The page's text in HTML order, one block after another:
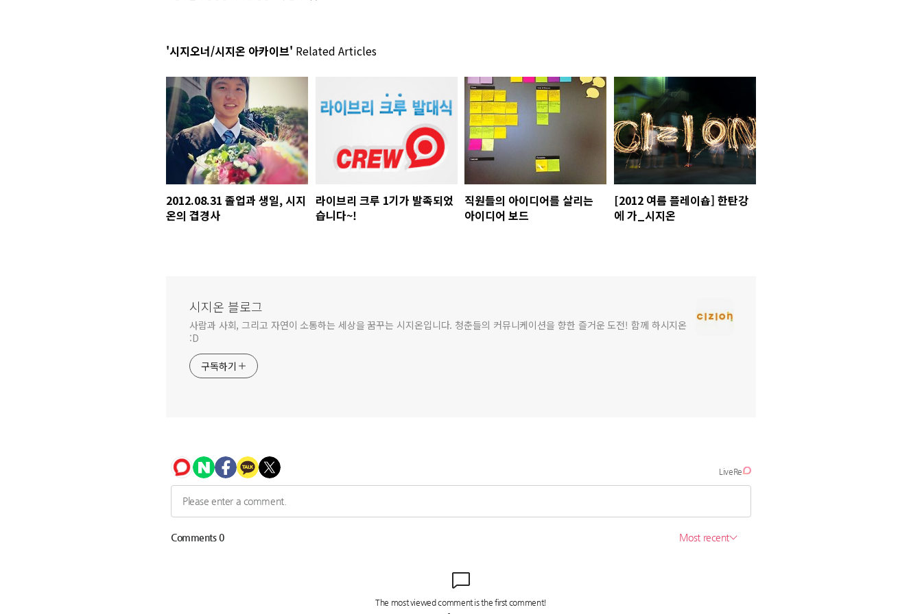
'시지오너/시지온 아카이브' Related Articles
2012.08.31 졸업과 생일, 시지
온의 겹경사
라이브리 크루 1기가 발족되었
습니다~!
직원들의 아이디어를 살리는
아이디어 보드
[2012 여름 플레이숍] 한탄강
에 가_시지온
시지온 블로그
사람과 사회, 그리고 자연이 소통하는 세상을 꿈꾸는 시지온입니다. 청춘들의 커뮤니케이션을 향한 즐거운 도전! 함께 하시지온
:D
구독하기